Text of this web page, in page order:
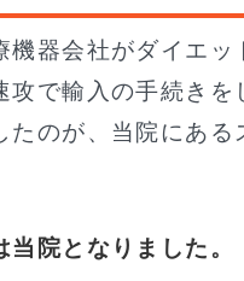
機器会社がダイエ
で輸入の手続き
のが、当院にある
院となりました。